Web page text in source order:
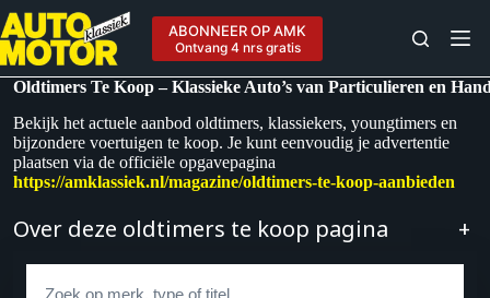
Ga
naar
de
inhoud
ABONNEER OP AMK
Ontvang 4 nrs gratis
Oldtimers Te Koop – Klassieke Auto’s van Particulieren en
Bekijk het actuele aanbod oldtimers, klassiekers, youngtimers en
bijzondere voertuigen te koop. Je kunt eenvoudig je advertentie
plaatsen via de officiële opgavepagina
https://amklassiek.nl/magazine/oldtimers-te-koop-aanbieden
Over deze oldtimers te koop pagina +